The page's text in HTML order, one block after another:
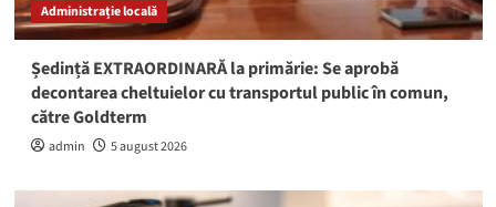
Administrație locală
Ședință EXTRAORDINARĂ la primărie: Se aprobă
decontarea cheltuielor cu transportul public în comun,
către Goldterm
admin 5 august 2026